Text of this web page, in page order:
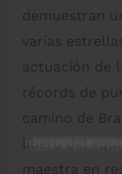
demuestran
varias
actuación de
récords de
camino de
líbero del
maestra en